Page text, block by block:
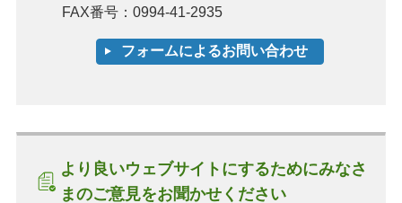
FAX番号：0994-41-2935
より良いウェブサイトにするためにみなさ
まのご意見をお聞かせください